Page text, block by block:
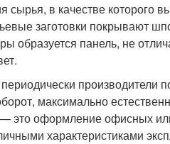
сырья, в качестве которого
заготовки покрывают
образуется панель, не
производители
максимально
— это оформление офисных
характеристиками